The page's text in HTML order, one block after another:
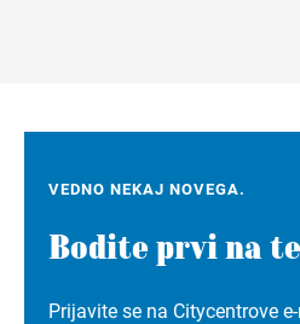
VEDNO NEKAJ NOVEGA.
Bodite prvi na
Prijavite se na Citycentrove